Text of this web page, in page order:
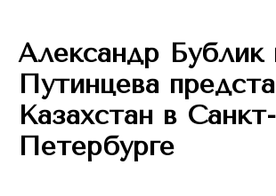
Александр
Путинцева
Казахстан в Санкт-
Петербурге